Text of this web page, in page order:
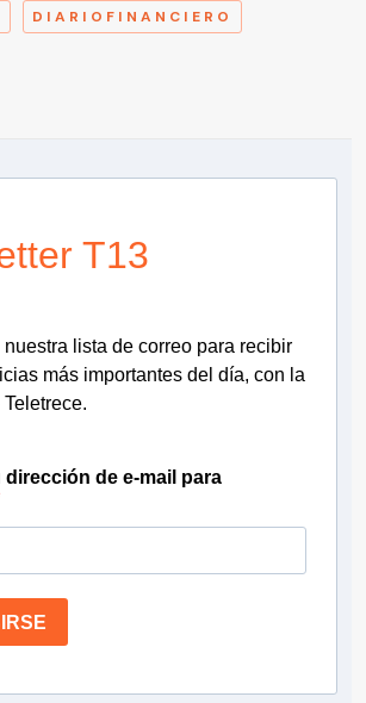
DIARIOFINANCIERO
T13
nuestra lista de correo para recibir
más importantes del día, con la
dirección de e-mail para